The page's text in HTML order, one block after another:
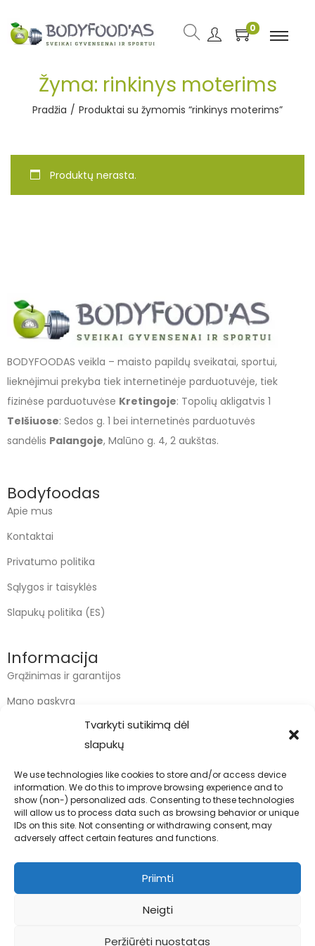
Tvarkyti sutikimą dėl
slapukų
We use technologies like cookies to store and/or access device
information. We do this to improve browsing experience and to
show (non-) personalized ads. Consenting to these technologies
will allow us to process data such as browsing behavior or unique
IDs on this site. Not consenting or withdrawing consent, may
adversely affect certain features and functions.
Priimti
Neigti
Peržiūrėti nuostatas
0
Žyma: rinkinys moterims
Pradžia / Produktai su žymomis “rinkinys moterims”
Produktų nerasta.
BODYFOODAS veikla – maisto papildų sveikatai, sportui,
lieknėjimui prekyba tiek internetinėje parduotuvėje, tiek
fizinėse parduotuvėse Kretingoje: Topolių akligatvis 1
Telšiuose: Sedos g. 1 bei internetinės parduotuvės
sandėlis Palangoje, Malūno g. 4, 2 aukštas.
Bodyfoodas
Apie mus
Kontaktai
Privatumo politika
Sąlygos ir taisyklės
Slapukų politika (ES)
Informacija
Grąžinimas ir garantijos
Mano paskyra
Kontaktai
info@bodyfoodas.lt
+370 600 77017
Visos teisės saugomos © Bodyfoodas.lt 2026